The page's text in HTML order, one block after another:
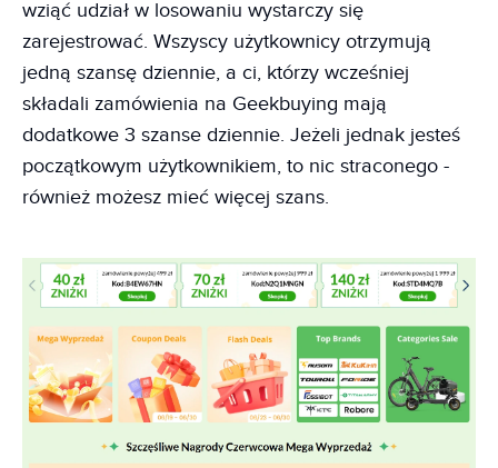
wziąć udział w losowaniu wystarczy się
zarejestrować. Wszyscy użytkownicy otrzymują
jedną szansę dziennie, a ci, którzy wcześniej
składali zamówienia na Geekbuying mają
dodatkowe 3 szanse dziennie. Jeżeli jednak jesteś
początkowym użytkownikiem, to nic straconego -
również możesz mieć więcej szans.